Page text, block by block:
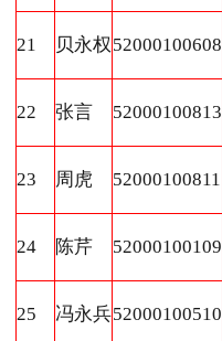
21 贝永权 52000100608
22 张言 52000100813
23 周虎 52000100811
24 陈芹 52000100109
25 冯永兵52000100510